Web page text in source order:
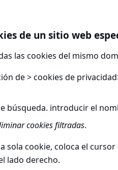
de un sitio web
las cookies del mismo
de > cookies de
búsqueda. introducir el
cookies filtradas.
sola cookie, coloca el
lado derecho.